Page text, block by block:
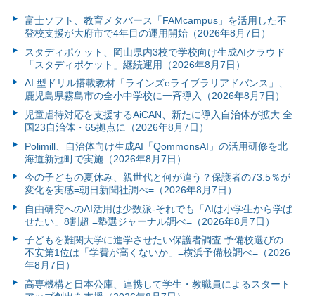
富⼠ソフト、教育メタバース「FAMcampus」を活用した不
登校支援が大府市で4年目の運用開始（2026年8月7日）
スタディポケット、岡山県内3校で学校向け生成AIクラウド
「スタディポケット」継続運用（2026年8月7日）
AI 型ドリル搭載教材「ラインズeライブラリアドバンス」、
鹿児島県霧島市の全小中学校に一斉導入（2026年8月7日）
児童虐待対応を支援するAiCAN、新たに導入自治体が拡大 全
国23自治体・65拠点に（2026年8月7日）
Polimill、自治体向け生成AI「QommonsAI」の活用研修を北
海道新冠町で実施（2026年8月7日）
今の子どもの夏休み、親世代と何が違う？保護者の73.5％が
変化を実感=朝日新聞社調べ=（2026年8月7日）
自由研究へのAI活用は少数派-それでも「AIは小学生から学ば
せたい」8割超 =塾選ジャーナル調べ=（2026年8月7日）
子どもを難関大学に進学させたい保護者調査 予備校選びの
不安第1位は「学費が高くないか」=横浜予備校調べ=（2026
年8月7日）
高専機構と日本公庫、連携して学生・教職員によるスタート